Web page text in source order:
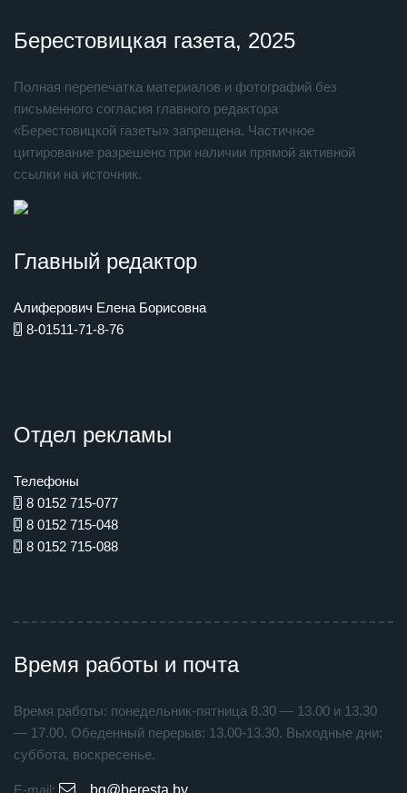
Берестовицкая газета, 2025
Полная перепечатка материалов и фотографий без
письменного согласия главного редактора
«Берестовицкой газеты» запрещена. Частичное
цитирование разрешено при наличии прямой активной
ссылки на источник.
Главный редактор
Алиферович Елена Борисовна
8-01511-71-8-76
Отдел рекламы
Телефоны
8 0152 715-077
8 0152 715-048
8 0152 715-088
Время работы и почта
Время работы: понедельник-пятница 8.30 — 13.00 и 13.30
— 17.00. Обеденный перерыв: 13.00-13.30. Выходные дни:
суббота, воскресенье.
E-mail: bg@beresta.by